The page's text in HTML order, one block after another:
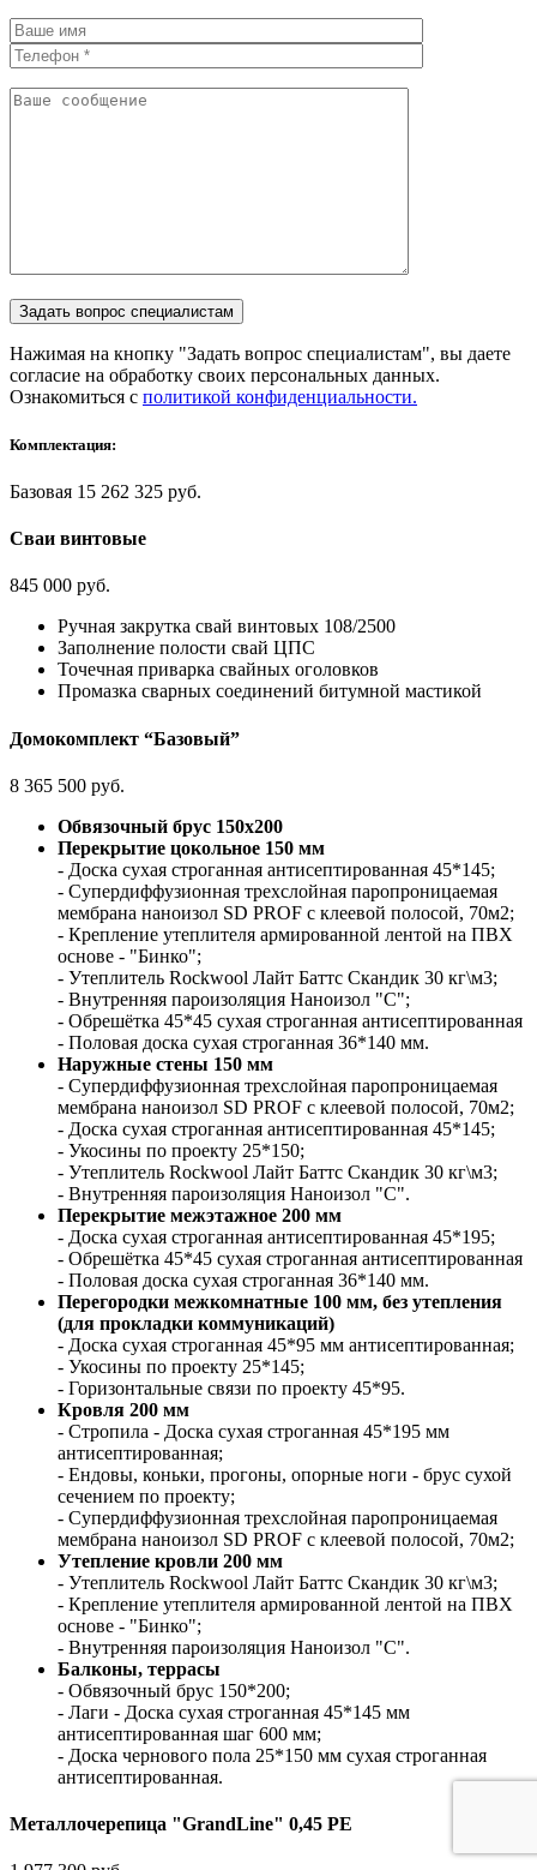
Нажимая на кнопку "Задать вопрос специалистам", вы даете
согласие на обработку своих персональных данных.
Ознакомиться с политикой конфиденциальности.
Комплектация:
Базовая 15 262 325 руб.
Сваи винтовые
845 000 руб.
Ручная закрутка свай винтовых 108/2500
Заполнение полости свай ЦПС
Точечная приварка свайных оголовков
Промазка сварных соединений битумной мастикой
Домокомплект “Базовый”
8 365 500 руб.
Обвязочный брус 150х200
Перекрытие цокольное 150 мм
- Доска сухая строганная антисептированная 45*145;
- Супердиффузионная трехслойная паропроницаемая
мембрана наноизол SD PROF c клеевой полосой, 70м2;
- Крепление утеплителя армированной лентой на ПВХ
основе - "Бинко";
- Утеплитель Rockwool Лайт Баттс Скандик 30 кг\м3;
- Внутренняя пароизоляция Наноизол "С";
- Обрешётка 45*45 сухая строганная антисептированная
- Половая доска сухая строганная 36*140 мм.
Наружные стены 150 мм
- Супердиффузионная трехслойная паропроницаемая
мембрана наноизол SD PROF c клеевой полосой, 70м2;
- Доска сухая строганная антисептированная 45*145;
- Укосины по проекту 25*150;
- Утеплитель Rockwool Лайт Баттс Скандик 30 кг\м3;
- Внутренняя пароизоляция Наноизол "С".
Перекрытие межэтажное 200 мм
- Доска сухая строганная антисептированная 45*195;
- Обрешётка 45*45 сухая строганная антисептированная
- Половая доска сухая строганная 36*140 мм.
Перегородки межкомнатные 100 мм, без утепления
(для прокладки коммуникаций)
- Доска сухая строганная 45*95 мм антисептированная;
- Укосины по проекту 25*145;
- Горизонтальные связи по проекту 45*95.
Кровля 200 мм
- Стропила - Доска сухая строганная 45*195 мм
антисептированная;
- Ендовы, коньки, прогоны, опорные ноги - брус сухой
сечением по проекту;
- Супердиффузионная трехслойная паропроницаемая
мембрана наноизол SD PROF c клеевой полосой, 70м2;
Утепление кровли 200 мм
- Утеплитель Rockwool Лайт Баттс Скандик 30 кг\м3;
- Крепление утеплителя армированной лентой на ПВХ
основе - "Бинко";
- Внутренняя пароизоляция Наноизол "С".
Балконы, террасы
- Обвязочный брус 150*200;
- Лаги - Доска сухая строганная 45*145 мм
антисептированная шаг 600 мм;
- Доска чернового пола 25*150 мм сухая строганная
антисептированная.
Металлочерепица "GrandLine" 0,45 PE